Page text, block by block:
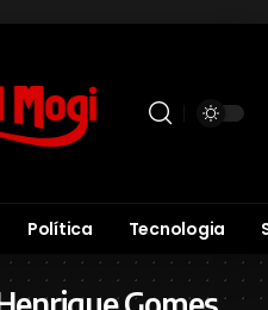
Política Tecnologia